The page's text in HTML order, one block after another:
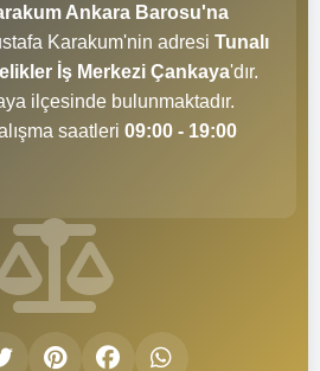
Ankara Barosu'na
Karakum'nin adresi Tunalı
İş Merkezi Çankaya'dır.
ilçesinde bulunmaktadır.
saatleri 09:00 - 19:00